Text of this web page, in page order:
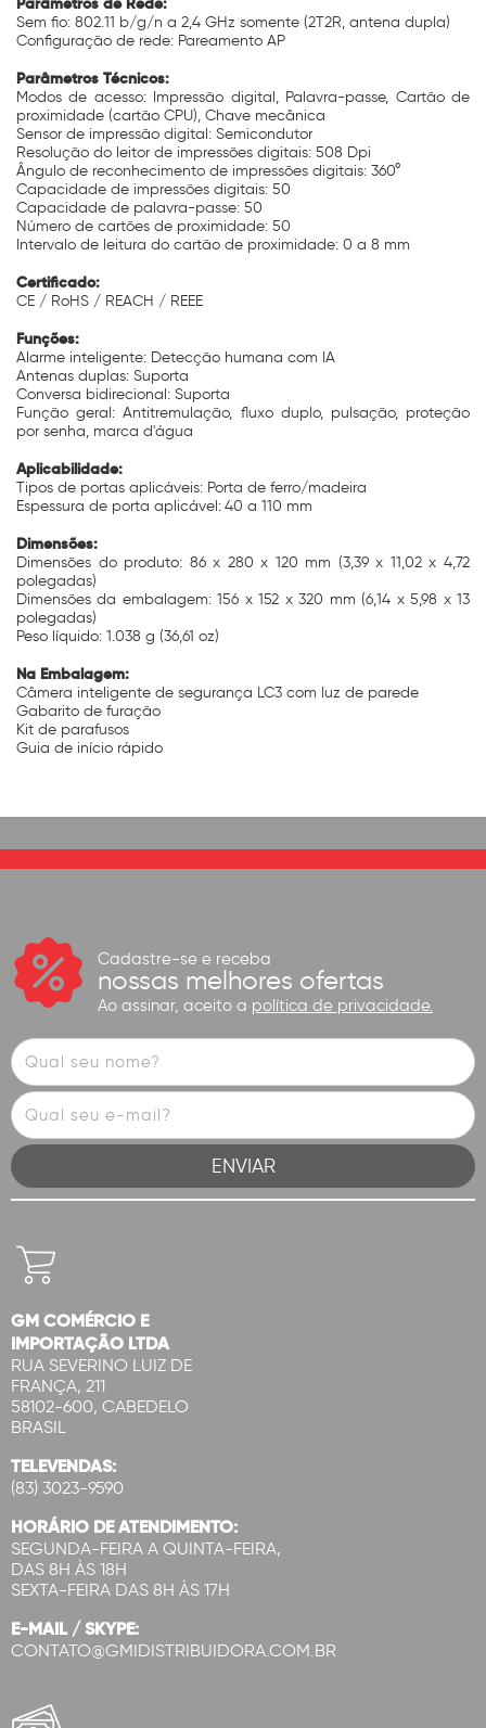
Sem fio: 802.11 b/g/n a 2,4 GHz somente (2T2R, antena dupla)
Configuração de rede: Pareamento AP
Parâmetros Técnicos:
Modos de acesso: Impressão digital, Palavra-passe, Cartão de
proximidade (cartão CPU), Chave mecânica
Sensor de impressão digital: Semicondutor
Resolução do leitor de impressões digitais: 508 Dpi
Ângulo de reconhecimento de impressões digitais: 360°
Capacidade de impressões digitais: 50
Capacidade de palavra-passe: 50
Número de cartões de proximidade: 50
Intervalo de leitura do cartão de proximidade: 0 a 8 mm
Certificado:
CE / RoHS / REACH / REEE
Funções:
Alarme inteligente: Detecção humana com IA
Antenas duplas: Suporta
Conversa bidirecional: Suporta
Função geral: Antitremulação, fluxo duplo, pulsação, proteção
por senha, marca d'água
Aplicabilidade:
Tipos de portas aplicáveis: Porta de ferro/madeira
Espessura de porta aplicável:40 a 110 mm
Dimensões:
Dimensões do produto: 86 x 280 x 120 mm (3,39 x 11,02 x 4,72
polegadas)
Dimensões da embalagem: 156 x 152 x 320 mm (6,14 x 5,98 x 13
polegadas)
Peso líquido: 1.038 g (36,61 oz)
Na Embalagem:
Câmera inteligente de segurança LC3 com luz de parede
Gabarito de furação
Kit de parafusos
Guia de início rápido
Cadastre-se e receba
nossas melhores ofertas
Ao assinar, aceito a política de privacidade.
GM COMÉRCIO E
IMPORTAÇÃO LTDA
RUA SEVERINO LUIZ DE
FRANÇA, 211
58102-600, CABEDELO
BRASIL
TELEVENDAS:
(83) 3023-9590
HORÁRIO DE ATENDIMENTO:
SEGUNDA-FEIRA A QUINTA-FEIRA,
DAS 8H ÀS 18H
SEXTA-FEIRA DAS 8H ÀS 17H
E-MAIL / SKYPE:
CONTATO@GMIDISTRIBUIDORA.COM.BR